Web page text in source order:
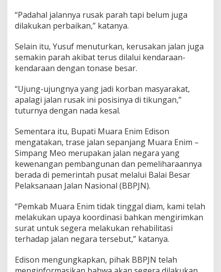
“Padahal jalannya rusak parah tapi belum juga
dilakukan perbaikan,” katanya.
Selain itu, Yusuf menuturkan, kerusakan jalan juga
semakin parah akibat terus dilalui kendaraan-
kendaraan dengan tonase besar.
“Ujung-ujungnya yang jadi korban masyarakat,
apalagi jalan rusak ini posisinya di tikungan,”
tuturnya dengan nada kesal.
Sementara itu, Bupati Muara Enim Edison
mengatakan, trase jalan sepanjang Muara Enim –
Simpang Meo merupakan jalan negara yang
kewenangan pembangunan dan pemeliharaannya
berada di pemerintah pusat melalui Balai Besar
Pelaksanaan Jalan Nasional (BBPJN).
“Pemkab Muara Enim tidak tinggal diam, kami telah
melakukan upaya koordinasi bahkan mengirimkan
surat untuk segera melakukan rehabilitasi
terhadap jalan negara tersebut,” katanya.
Edison mengungkapkan, pihak BBPJN telah